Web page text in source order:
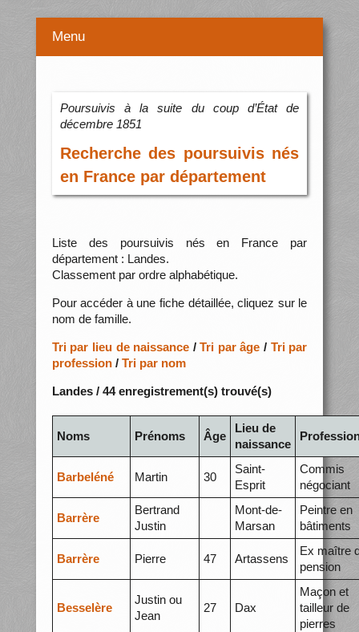
Menu
Poursuivis à la suite du coup d’État de
décembre 1851
Recherche des poursuivis nés
en France par département
Liste des poursuivis nés en France par
département : Landes.
Classement par ordre alphabétique.
Pour accéder à une fiche détaillée, cliquez sur le
nom de famille.
Tri par lieu de naissance /Tri par âge / Tri par
profession/ Tri par nom
Landes / 44 enregistrement(s) trouvé(s)
Noms Prénoms Âge
Lieu de
naissance
Barbeléné Martin 30
Saint-
Esprit
Commis
négociant
Barrère
Bertrand
Justin
Mont-de-
Marsan
Peintre en
bâtiments
Barrère Pierre 47 Artassens
Ex maître
pension
Besselère
Justin ou
Jean
27 Dax
Maçon et
tailleur de
pierres